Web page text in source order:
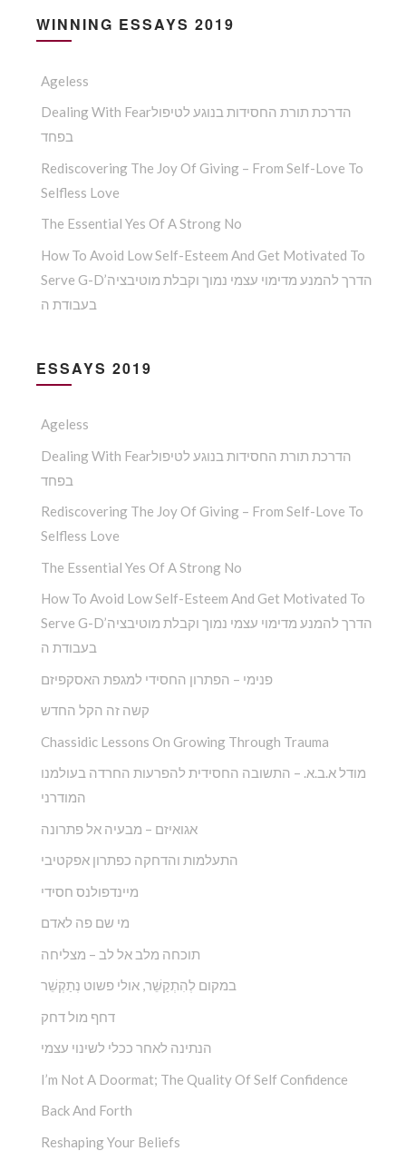
WINNING ESSAYS 2019
Ageless
Dealing With Fearהדרכת תורת החסידות בנוגע לטיפול
בפחד
Rediscovering The Joy Of Giving – From Self-Love To
Selfless Love
The Essential Yes Of A Strong No
How To Avoid Low Self-Esteem And Get Motivated To
Serve G-D’הדרך להמנע מדימוי עצמי נמוך וקבלת מוטיבציה
בעבודת ה
ESSAYS 2019
Ageless
Dealing With Fearהדרכת תורת החסידות בנוגע לטיפול
בפחד
Rediscovering The Joy Of Giving – From Self-Love To
Selfless Love
The Essential Yes Of A Strong No
How To Avoid Low Self-Esteem And Get Motivated To
Serve G-D’הדרך להמנע מדימוי עצמי נמוך וקבלת מוטיבציה
בעבודת ה
פנימי – הפתרון החסידי למגפת האסקפיזם
קשה זה הקל החדש
Chassidic Lessons On Growing Through Trauma
מודל א.ב.א. – התשובה החסידית להפרעות החרדה בעולמנו
המודרני
אגואיזם – מבעיה אל פתרונה
התעלמות והדחקה כפתרון אפקטיבי
מיינדפולנס חסידי
מי שם פה לאדם
תוכחה מלב אל לב – מצליחה
במקום לְהִתְקַשֵׁ‏‏‏‏‏‏‏‏‏‏‏‏‏‏‏‏‏‏‏‏‏‏‏‏‏ר, אולי פשוט נְתַקְשֵׁר
דחף מול דחק
הנתינה לאחר ככלי לשינוי עצמי
I’m Not A Doormat; The Quality Of Self Confidence
Back And Forth
Reshaping Your Beliefs